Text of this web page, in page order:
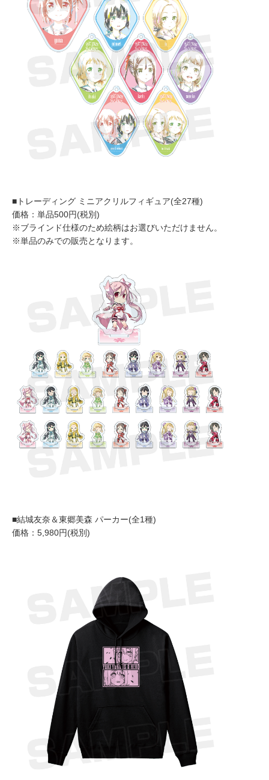
■トレーディング ミニアクリルフィギュア(全27種)
価格：単品500円(税別)
※ブラインド仕様のため絵柄はお選びいただけません。
※単品のみでの販売となります。
■結城友奈＆東郷美森 パーカー(全1種)
価格：5,980円(税別)